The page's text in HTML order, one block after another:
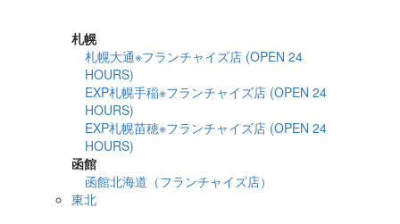
札幌
札幌大通※フランチャイズ店 (OPEN 24
HOURS)
EXP札幌手稲※フランチャイズ店 (OPEN 24
HOURS)
EXP札幌苗穂※フランチャイズ店 (OPEN 24
HOURS)
函館
函館北海道（フランチャイズ店）
東北